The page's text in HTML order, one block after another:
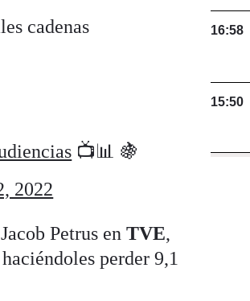
cadenas
📺📊 🍇
2022
Petrus enTVE,
perder 9,1
16:58
15:50